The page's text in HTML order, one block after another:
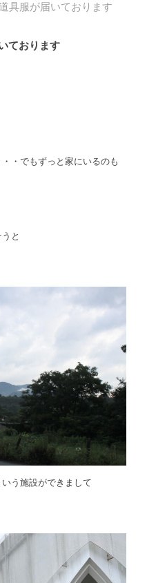
具服が届いております
ております
・でもずっと家にいるのも
と
う施設ができまして